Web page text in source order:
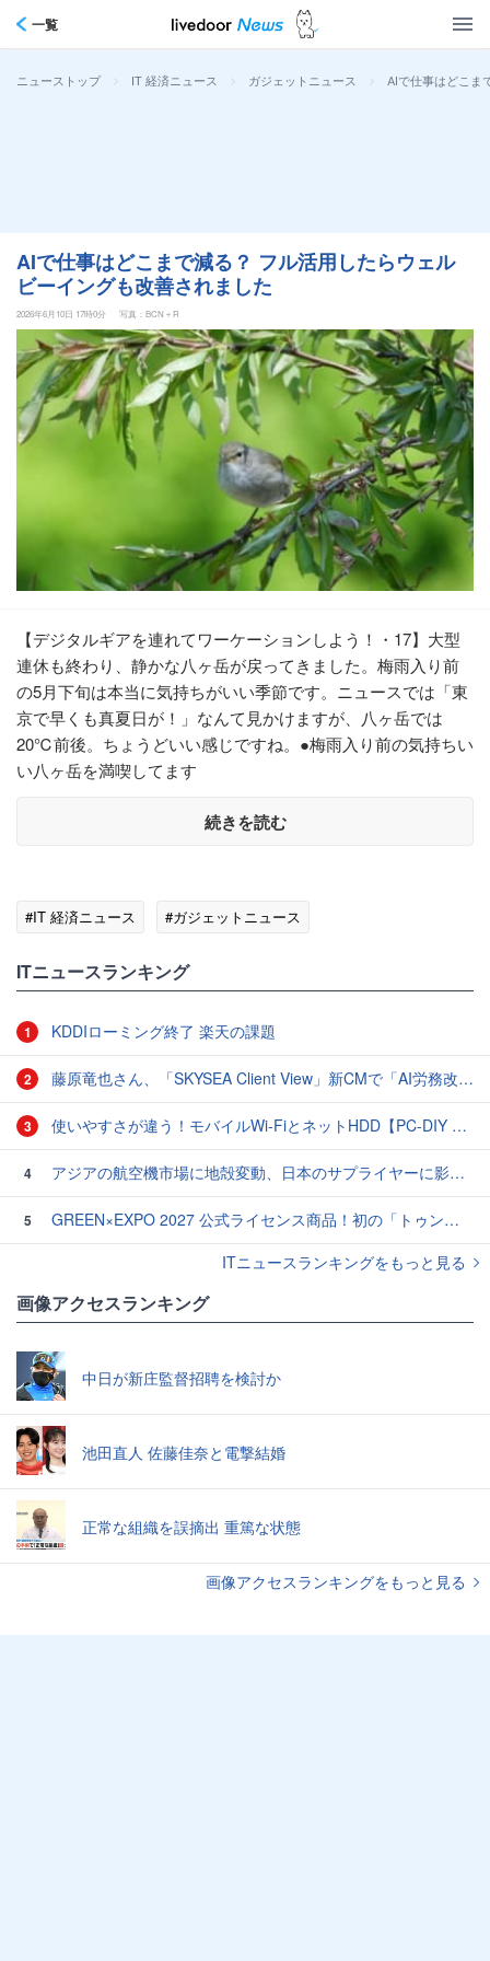
一覧
ニューストップ > IT 経済ニュース > ガジェットニュース > AIで仕事はどこま
AIで仕事はどこまで減る？ フル活用したらウェル
ビーイングも改善されました
2026年6月10日 17時0分 写真：BCN＋R
【デジタルギアを連れてワーケーションしよう！・17】大型
連休も終わり、静かな八ヶ岳が戻ってきました。梅雨入り前
の5月下旬は本当に気持ちがいい季節です。ニュースでは「東
京で早くも真夏日が！」なんて見かけますが、八ヶ岳では
20℃前後。ちょうどいい感じですね。●梅雨入り前の気持ちい
い八ヶ岳を満喫してます
続きを読む
#IT 経済ニュース #ガジェットニュース
ITニュースランキング
1 KDDIローミング終了 楽天の課題
2 藤原竜也さん、「SKYSEA Client View」新CMで「AI労務改善」をアピール 働き方をAIが分析したら「すぐに休んで」と言われる？
3 使いやすさが違う！モバイルWi-FiとネットHDD【PC-DIY 秋の陣】
4 アジアの航空機市場に地殻変動、日本のサプライヤーに影響も
5
GREEN×EXPO 2027 公式ライセンス商品！初の「トゥンクトゥンク」公式LINEスタンプ、販売開始
ITニュースランキングをもっと見る
画像アクセスランキング
中日が新庄監督招聘を検討か
池田直人 佐藤佳奈と電撃結婚
正常な組織を誤摘出 重篤な状態
画像アクセスランキングをもっと見る